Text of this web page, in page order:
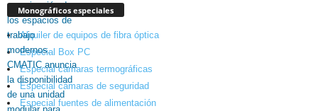
Monográficos especiales
Alquiler de equipos de fibra óptica
Especial Box PC
Especial cámaras termográficas
Especial cámaras de seguridad
Especial fuentes de alimentación